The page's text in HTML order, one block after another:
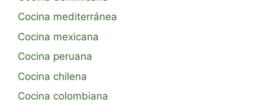
Cocina mediterránea
Cocina mexicana
Cocina peruana
Cocina chilena
Cocina colombiana